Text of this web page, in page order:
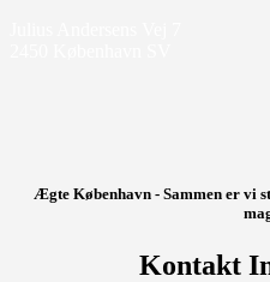
Ægte København - Sammen er
Kontakt